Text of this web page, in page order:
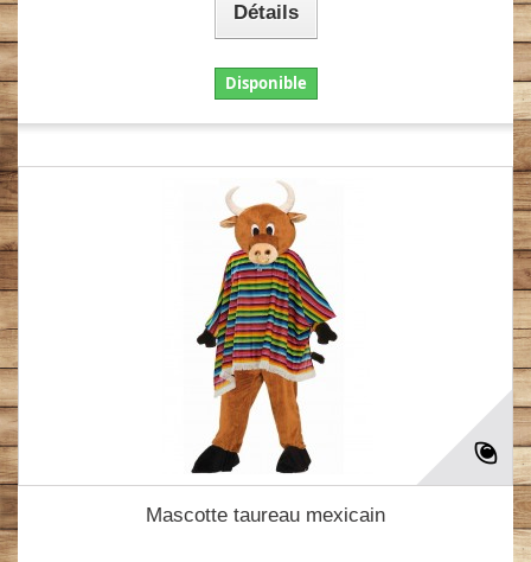
Détails
Disponible
Mascotte taureau mexicain